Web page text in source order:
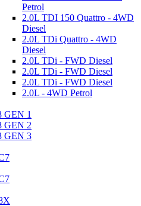
Petrol
2.0L TDI 150 Quattro - 4WD
Diesel
2.0L TDi Quattro - 4WD
Diesel
2.0L TDi - FWD Diesel
2.0L TDi - FWD Diesel
2.0L TDi - FWD Diesel
2.0L - 4WD Petrol
GEN 1
GEN 2
GEN 3